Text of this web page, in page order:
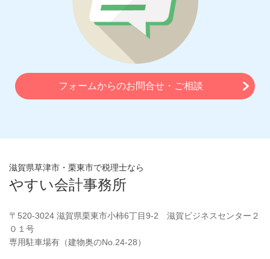
フォームからのお問合せ・ご相談
滋賀県草津市・栗東市で税理士なら
やすい会計事務所
〒520-3024 滋賀県栗東市小柿6丁目9-2 滋賀ビジネスセンター２
０１号
専用駐車場有（建物奥のNo.24-28）